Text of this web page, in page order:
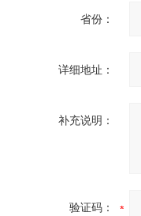
省份：
详细地址：
补充说明：
验证码：